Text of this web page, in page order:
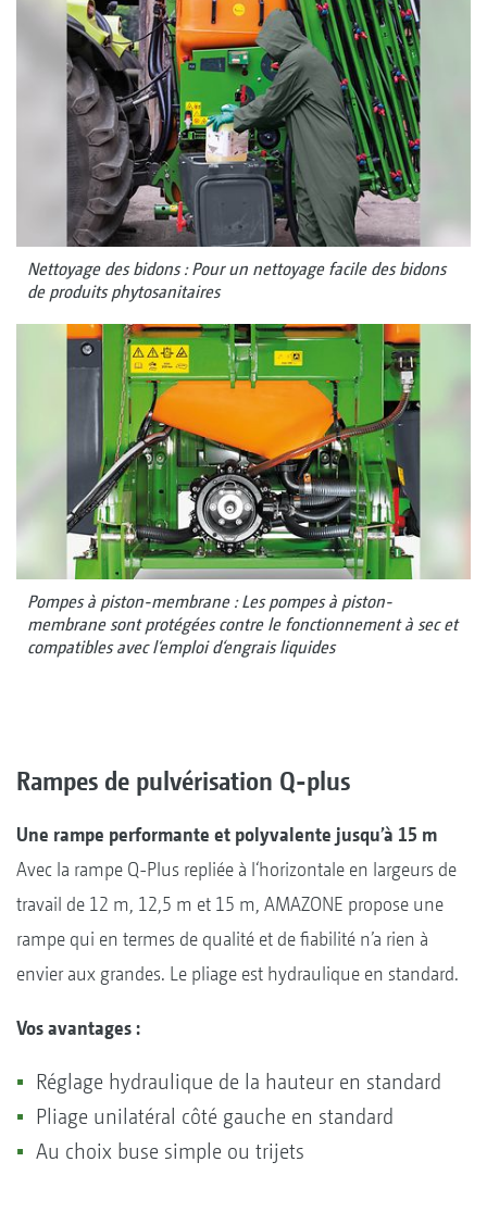
Nettoyage des bidons : Pour un nettoyage facile des bidons
de produits phytosanitaires
Pompes à piston-membrane : Les pompes à piston-
membrane sont protégées contre le fonctionnement à sec et
compatibles avec l‘emploi d‘engrais liquides
Rampes de pulvérisation Q-plus
Une rampe performante et polyvalente jusqu’à 15 m
Avec la rampe Q-Plus repliée à l‘horizontale en largeurs de
travail de 12 m, 12,5 m et 15 m, AMAZONE propose une
rampe qui en termes de qualité et de fiabilité n’a rien à
envier aux grandes. Le pliage est hydraulique en standard.
Vos avantages :
Réglage hydraulique de la hauteur en standard
Pliage unilatéral côté gauche en standard
Au choix buse simple ou trijets